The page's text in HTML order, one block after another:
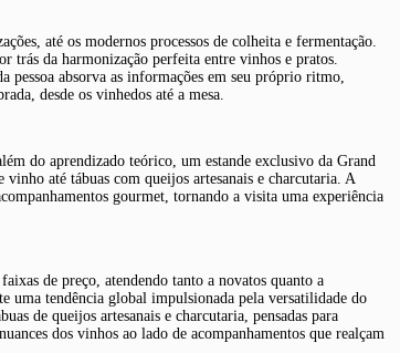
até os modernos processos de colheita e fermentação.
trás da harmonização perfeita entre vinhos e pratos.
pessoa absorva as informações em seu próprio ritmo,
desde os vinhedos até a mesa.
do aprendizado teórico, um estande exclusivo da Grand
até tábuas com queijos artesanais e charcutaria. A
gourmet, tornando a visita uma experiência
de preço, atendendo tanto a novatos quanto a
uma tendência global impulsionada pela versatilidade do
de queijos artesanais e charcutaria, pensadas para
dos vinhos ao lado de acompanhamentos que realçam